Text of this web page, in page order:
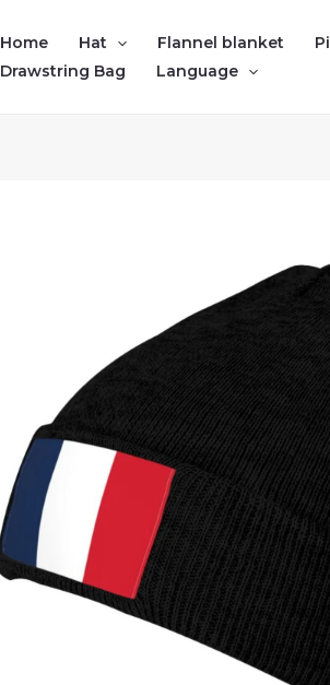
Home Hat Flannel blanket
Drawstring Bag
Language